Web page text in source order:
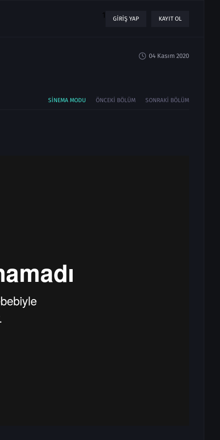
1 GIRIŞ YAP KAYIT OL
04 Kasım 2020
SINEMA MODU ÖNCEKI BÖLÜM SONRAKI BÖLÜM